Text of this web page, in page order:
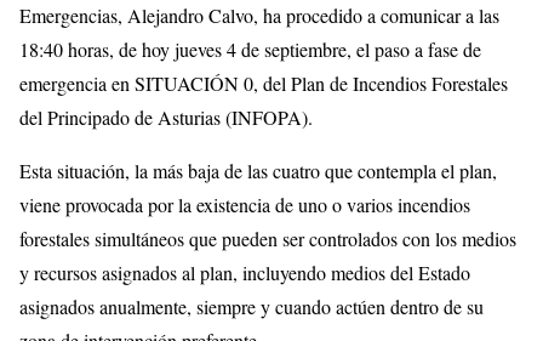
Emergencias, Alejandro Calvo, ha procedido a comunicar a las
18:40 horas, de hoy jueves 4 de septiembre, el paso a fase de
emergencia en SITUACIÓN 0, del Plan de Incendios Forestales
del Principado de Asturias (INFOPA).
Esta situación, la más baja de las cuatro que contempla el plan,
viene provocada por la existencia de uno o varios incendios
forestales simultáneos que pueden ser controlados con los medios
y recursos asignados al plan, incluyendo medios del Estado
asignados anualmente, siempre y cuando actúen dentro de su